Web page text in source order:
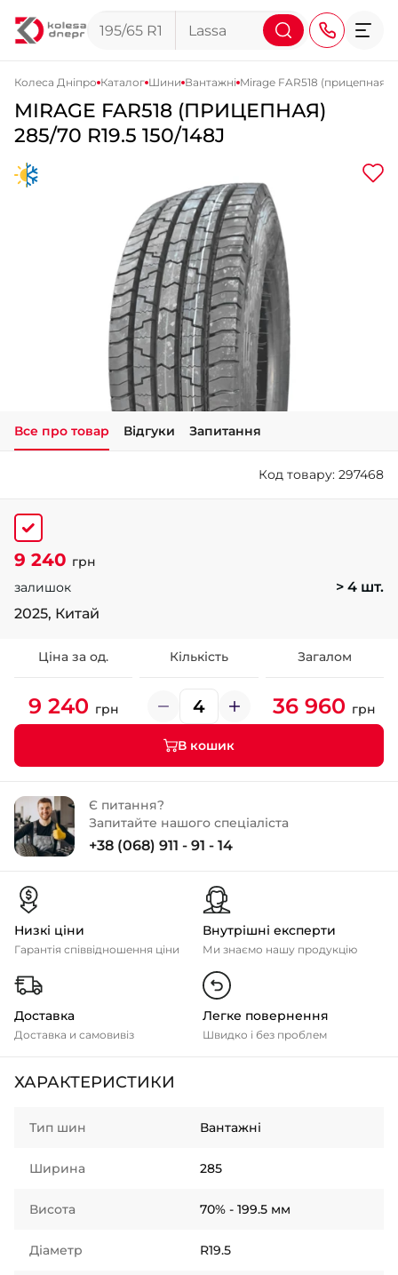
+38 (068) 911-911-4
+38 (067) 113-44-44
+38 (095) 276-44-44
+38 (067) 911-14-14
- на Щепкіна
+38 (098) 911-911-0
- на Тополі
+38 (098) 911-911-4
- на Калиновій
+38 (077) 7-184-184
- Донецьке шосе
+38 (050)-911-911-2
+38 (099)-643-33-77
Колеса Дніпро Каталог Шини Вантажні Mirage FAR518 (прицепная)
MIRAGE FAR518 (ПРИЦЕПНАЯ)
285/70 R19.5 150/148J
Все про товар Відгуки Запитання
Код товару: 297468
9 240 грн
залишок
> 4 шт.
2025, Китай
Ціна за од. Кількість Загалом
9 240 грн 36 960 грн
В кошик
Є питання?
Запитайте нашого спеціаліста
+38 (068) 911 - 91 - 14
Низкі ціни
Гарантія співвідношення ціни
Внутрішні експерти
Ми знаємо нашу продукцію
Доставка
Доставка и самовивіз
Легке повернення
Швидко і без проблем
ХАРАКТЕРИСТИКИ
Тип шин Вантажні
Ширина 285
Висота 70% - 199.5 мм
Діаметр R19.5